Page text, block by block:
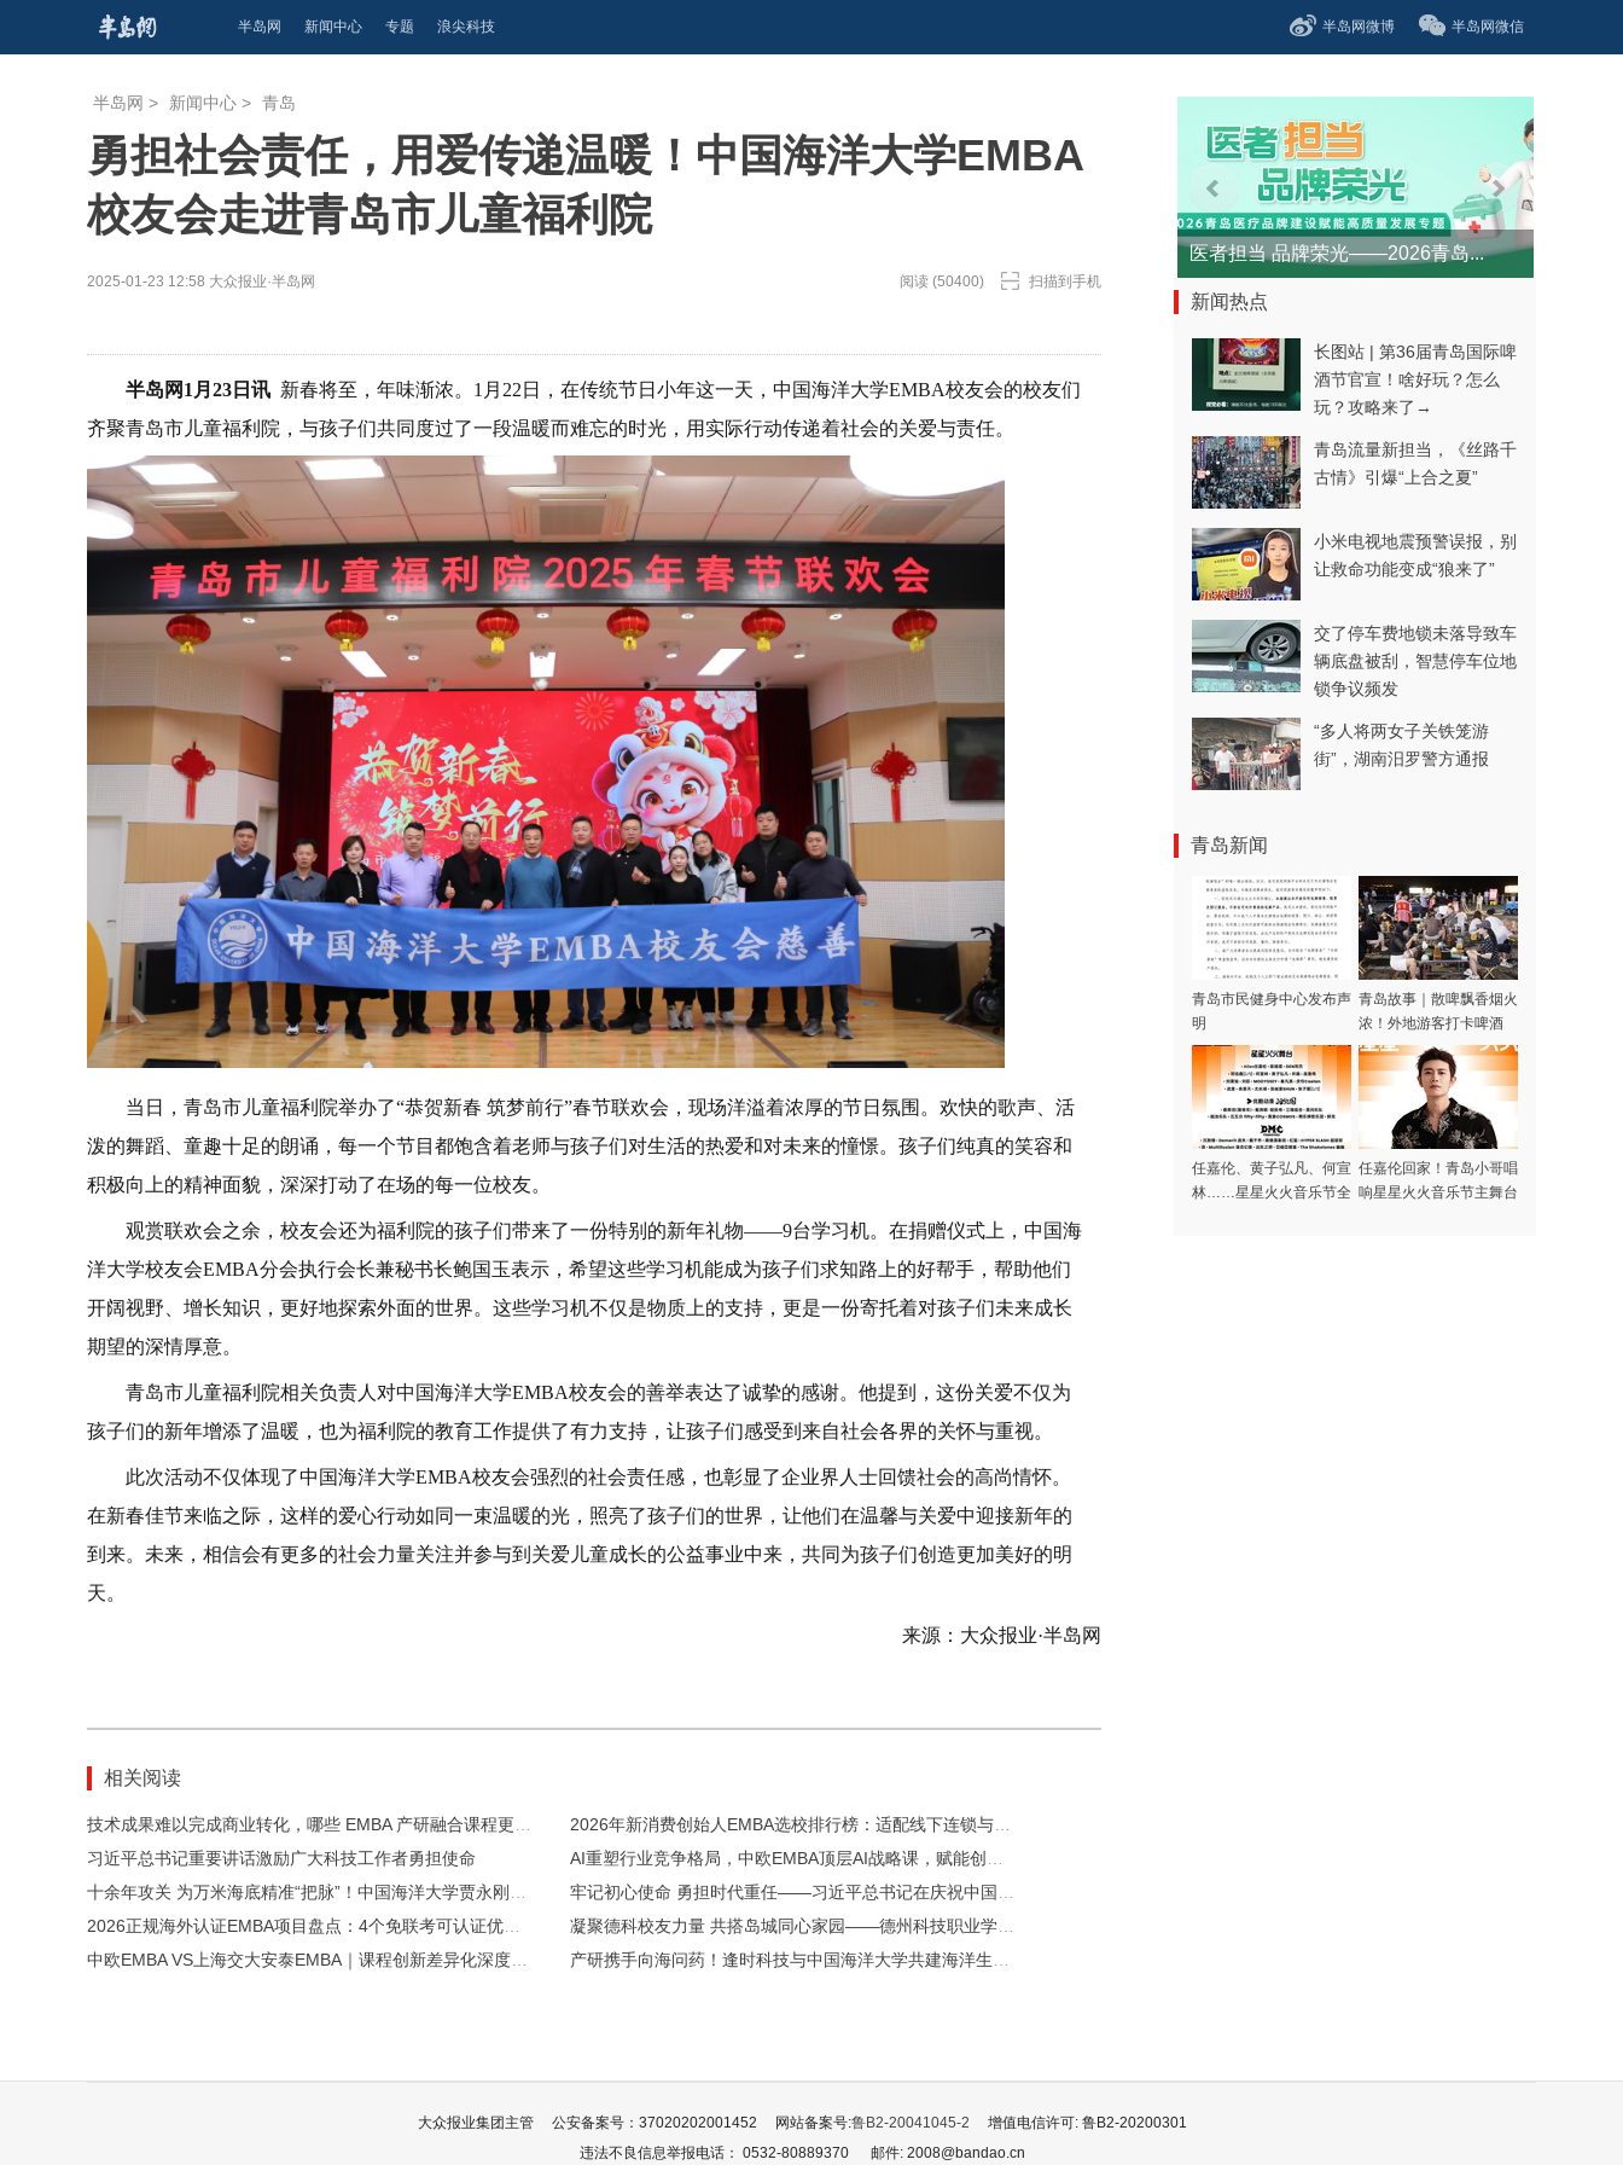
半岛网 新闻中心 专题 浪尖科技 半岛网微博 半岛网微信
半岛网 > 新闻中心 > 青岛
勇担社会责任，用爱传递温暖！中国海洋大学EMBA
校友会走进青岛市儿童福利院
2025-01-23 12:58 大众报业·半岛网 阅读 (50400) 扫描到手机
半岛网1月23日讯 新春将至，年味渐浓。1月22日，在传统节日小年这一天，中国海洋大学EMBA校友会的校友们
齐聚青岛市儿童福利院，与孩子们共同度过了一段温暖而难忘的时光，用实际行动传递着社会的关爱与责任。
当日，青岛市儿童福利院举办了“恭贺新春 筑梦前行”春节联欢会，现场洋溢着浓厚的节日氛围。欢快的歌声、活
泼的舞蹈、童趣十足的朗诵，每一个节目都饱含着老师与孩子们对生活的热爱和对未来的憧憬。孩子们纯真的笑容和
积极向上的精神面貌，深深打动了在场的每一位校友。
观赏联欢会之余，校友会还为福利院的孩子们带来了一份特别的新年礼物——9台学习机。在捐赠仪式上，中国海
洋大学校友会EMBA分会执行会长兼秘书长鲍国玉表示，希望这些学习机能成为孩子们求知路上的好帮手，帮助他们
开阔视野、增长知识，更好地探索外面的世界。这些学习机不仅是物质上的支持，更是一份寄托着对孩子们未来成长
期望的深情厚意。
青岛市儿童福利院相关负责人对中国海洋大学EMBA校友会的善举表达了诚挚的感谢。他提到，这份关爱不仅为
孩子们的新年增添了温暖，也为福利院的教育工作提供了有力支持，让孩子们感受到来自社会各界的关怀与重视。
此次活动不仅体现了中国海洋大学EMBA校友会强烈的社会责任感，也彰显了企业界人士回馈社会的高尚情怀。
在新春佳节来临之际，这样的爱心行动如同一束温暖的光，照亮了孩子们的世界，让他们在温馨与关爱中迎接新年的
到来。未来，相信会有更多的社会力量关注并参与到关爱儿童成长的公益事业中来，共同为孩子们创造更加美好的明
天。
来源：大众报业·半岛网
相关阅读
习近平总书记重要讲话激励广大科技工作者勇担使命
医者担当 品牌荣光——2026青岛...
新闻热点
长图站 | 第36届青岛国际啤
酒节官宣！啥好玩？怎么
玩？攻略来了→
青岛流量新担当，《丝路千
古情》引爆“上合之夏”
小米电视地震预警误报，别
让救命功能变成“狼来了”
交了停车费地锁未落导致车
辆底盘被刮，智慧停车位地
锁争议频发
“多人将两女子关铁笼游
街”，湖南汨罗警方通报
青岛新闻
青岛市民健身中心发布声
明
青岛故事｜散啤飘香烟火
浓！外地游客打卡啤酒
屋，一场生日邂逅暖心合
唱
任嘉伦、黄子弘凡、何宣
林……星星火火音乐节全
任嘉伦回家！青岛小哥唱
响星星火火音乐节主舞台
大众报业集团主管 公安备案号：37020202001452 网站备案号:鲁B2-20041045-2
增值电信许可: 鲁B2-20200301
违法不良信息举报电话： 0532-80889370
邮件: 2008@bandao.cn